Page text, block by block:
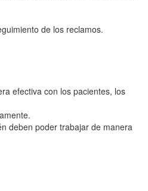
de los reclamos.
efectiva con los pacientes, los
deben poder trabajar de manera